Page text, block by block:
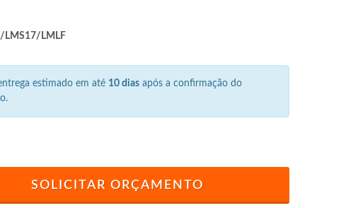
LMS17/LMLF
estimado em até 10 diasapós a confirmação do
SOLICITAR ORÇAMENTO